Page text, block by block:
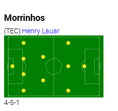
Morrinhos
(TEC) Henry Lauar
4-5-1